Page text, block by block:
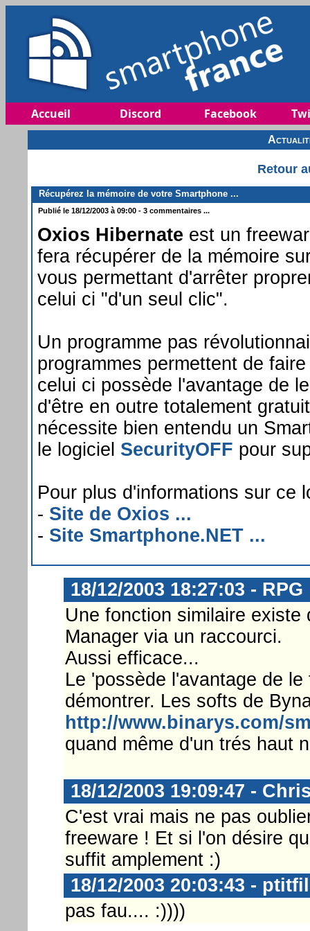
Accueil Discord Facebook
Retour
Récupérez la mémoire de votre Smartphone ...
Publié le 18/12/2003 à 09:00 - 3 commentaires ...
Oxios Hibernate est un
fera récupérer de la mémoire
vous permettant d'arrêter
celui ci "d'un seul clic".
Un programme pas
programmes permettent de
celui ci possède l'avantage de
d'être en outre totalement
nécessite bien entendu un
le logiciel SecurityOFF pour
Pour plus d'informations sur ce
- Site de Oxios ...
- Site Smartphone.NET ...
18/12/2003 18:27:03 - RPG
Une fonction similaire existe
Manager via un raccourci.
Aussi efficace...
Le 'possède l'avantage de
démontrer. Les softs de
http://www.binarys.com/
quand même d'un trés haut
18/12/2003 19:09:47 -
C'est vrai mais ne pas
freeware ! Et si l'on désire
suffit amplement :)
18/12/2003 20:03:43 -
pas fau.... :))))